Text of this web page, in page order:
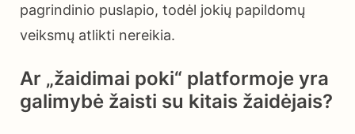
pagrindinio puslapio, todėl jokių papildomų
veiksmų atlikti nereikia.
Ar „žaidimai poki“ platformoje yra
galimybė žaisti su kitais žaidėjais?